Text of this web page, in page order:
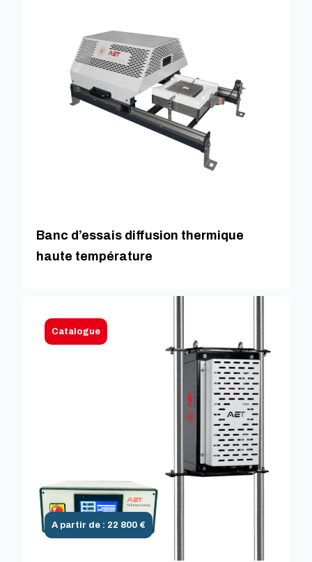
Banc d’essais diffusion thermique
haute température
Catalogue
A partir de : 22 800 €